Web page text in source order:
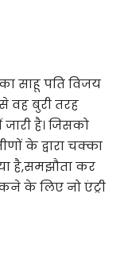
साहू पति विजय
वह बुरी तरह
है। जिसको
के द्वारा चक्का
है,समझौता कर
के लिए नो एंट्री